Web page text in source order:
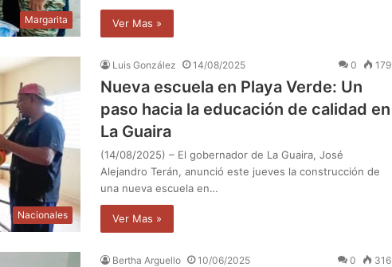
Margarita Ver Mas »
Nacionales
Luis González 14/08/2025 0 179
Nueva escuela en Playa Verde: Un
paso hacia la educación de calidad en
La Guaira
(14/08/2025) – El gobernador de La Guaira, José
Alejandro Terán, anunció este jueves la construcción de
una nueva escuela en…
Ver Mas »
Bertha Arguello 10/06/2025 0 316